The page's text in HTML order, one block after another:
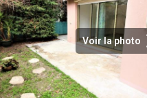
Voir la photo